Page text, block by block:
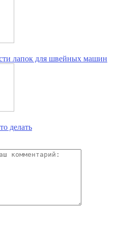
лапок для швейных машин
делать